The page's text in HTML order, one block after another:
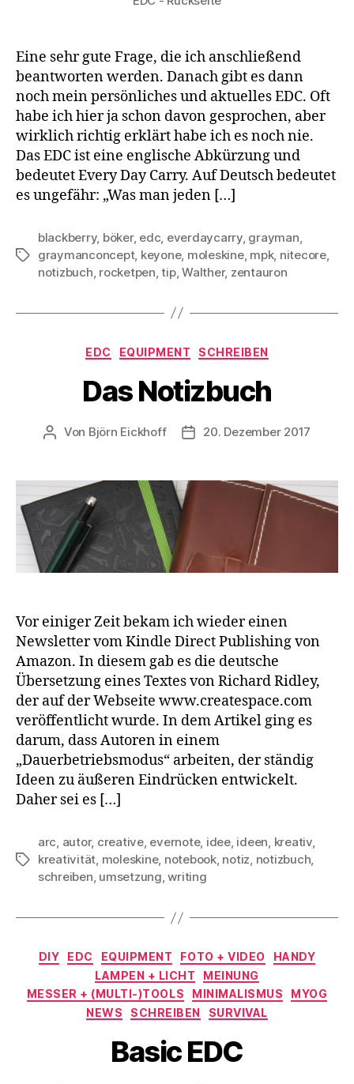
Eine sehr gute Frage, die ich anschließend
beantworten werden. Danach gibt es dann
noch mein persönliches und aktuelles EDC. Oft
habe ich hier ja schon davon gesprochen, aber
wirklich richtig erklärt habe ich es noch nie.
Das EDC ist eine englische Abkürzung und
bedeutet Every Day Carry. Auf Deutsch bedeutet
es ungefähr: „Was man jeden […]
Schlagwörter
blackberry, böker, edc everdaycarry, grayman
graymanconcept, keyone, moleskine, mpk, nitecore,
notizbuch rocketpen ,tip,Walther, zentauron
Kategorien
EDC EQUIPMENT SCHREIBEN
Das Notizbuch
Beitragsautor
Von Björn Eickhoff Veröffentlichungsdatum
20. Dezember 2017
Vor einiger Zeit bekam ich wieder einen
Newsletter vom Kindle Direct Publishing von
Amazon. In diesem gab es die deutsche
Übersetzung eines Textes von Richard Ridley,
der auf der Webseite www.createspace.com
veröffentlicht wurde. In dem Artikel ging es
darum, dass Autoren in einem
„Dauerbetriebsmodus“ arbeiten, der ständig
Ideen zu äußeren Eindrücken entwickelt.
Daher sei es […]
Schlagwörter
arc, autor, creative, evernote, idee, ideen, kreativ,
kreativität, moleskine, notebook, notiz, notizbuch,
schreiben, umsetzung,writing
Kategorien
DIY EDC EQUIPMENT FOTO + VIDEO
HANDY
LAMPEN + LICHT
MEINUNG
MESSER + (MULTI-)TOOLS
MINIMALISMUS
MYOG
NEWS
SCHREIBEN SURVIVAL
Basic EDC